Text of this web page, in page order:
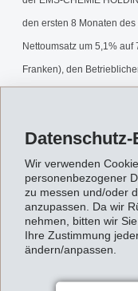
Wir verwenden
personenbezogener
zu messen und/oder
anzupassen. Da wir
nehmen, bitten wir
Ihre Zustimmung
ändern/anpassen.
den ersten 8 Monaten
Nettoumsatz um 5,1%
Franken), den